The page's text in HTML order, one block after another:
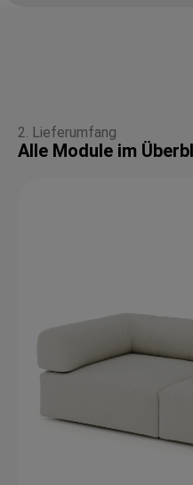
2. Lieferumfang
Alle Module im